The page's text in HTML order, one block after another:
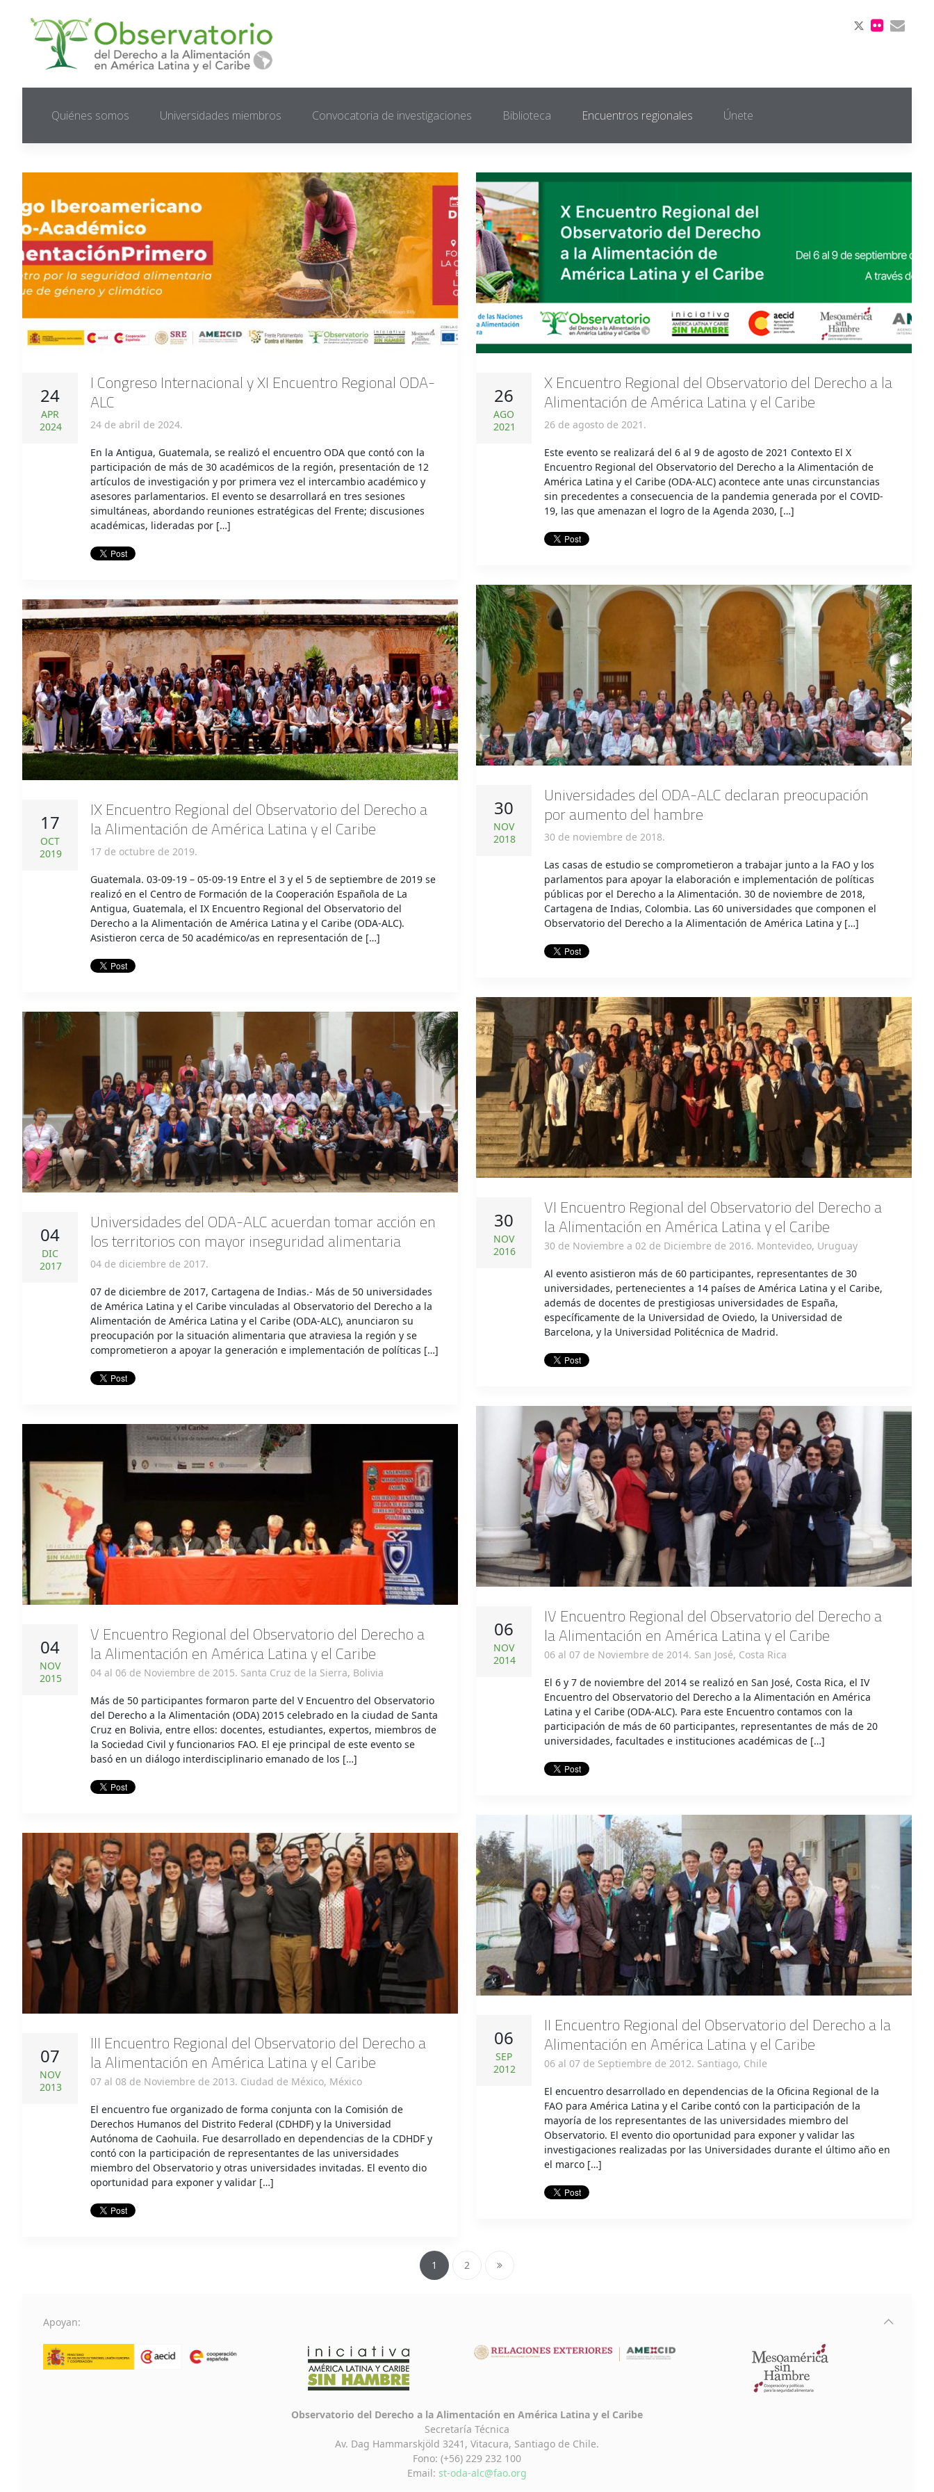
Quiénes somos Universidades miembros Convocatoria de investigaciones Biblioteca Encuentros regionales Únete
24
APR
2024
I Congreso Internacional y XI Encuentro Regional ODA-
ALC
24 de abril de 2024.
En la Antigua, Guatemala, se realizó el encuentro ODA que contó con la
participación de más de 30 académicos de la región, presentación de 12
artículos de investigación y por primera vez el intercambio académico y
asesores parlamentarios. El evento se desarrollará en tres sesiones
simultáneas, abordando reuniones estratégicas del Frente; discusiones
académicas, lideradas por […]
17
OCT
2019
IX Encuentro Regional del Observatorio del Derecho a
la Alimentación de América Latina y el Caribe
17 de octubre de 2019.
Guatemala. 03-09-19 – 05-09-19 Entre el 3 y el 5 de septiembre de 2019 se
realizó en el Centro de Formación de la Cooperación Española de La
Antigua, Guatemala, el IX Encuentro Regional del Observatorio del
Derecho a la Alimentación de América Latina y el Caribe (ODA-ALC).
Asistieron cerca de 50 académico/as en representación de […]
04
DIC
2017
Universidades del ODA-ALC acuerdan tomar acción en
los territorios con mayor inseguridad alimentaria
04 de diciembre de 2017.
07 de diciembre de 2017, Cartagena de Indias.- Más de 50 universidades
de América Latina y el Caribe vinculadas al Observatorio del Derecho a la
Alimentación de América Latina y el Caribe (ODA-ALC), anunciaron su
preocupación por la situación alimentaria que atraviesa la región y se
comprometieron a apoyar la generación e implementación de políticas […]
04
NOV
2015
V Encuentro Regional del Observatorio del Derecho a
la Alimentación en América Latina y el Caribe
04 al 06 de Noviembre de 2015. Santa Cruz de la Sierra, Bolivia
Más de 50 participantes formaron parte del V Encuentro del Observatorio
del Derecho a la Alimentación (ODA) 2015 celebrado en la ciudad de Santa
Cruz en Bolivia, entre ellos: docentes, estudiantes, expertos, miembros de
la Sociedad Civil y funcionarios FAO. El eje principal de este evento se
basó en un diálogo interdisciplinario emanado de los […]
07
NOV
2013
III Encuentro Regional del Observatorio del Derecho a
la Alimentación en América Latina y el Caribe
07 al 08 de Noviembre de 2013. Ciudad de México, México
El encuentro fue organizado de forma conjunta con la Comisión de
Derechos Humanos del Distrito Federal (CDHDF) y la Universidad
Autónoma de Caohuila. Fue desarrollado en dependencias de la CDHDF y
contó con la participación de representantes de las universidades
miembro del Observatorio y otras universidades invitadas. El evento dio
oportunidad para exponer y validar […]
26
AGO
2021
X Encuentro Regional del Observatorio del Derecho a la
Alimentación de América Latina y el Caribe
26 de agosto de 2021.
Este evento se realizará del 6 al 9 de agosto de 2021 Contexto El X
Encuentro Regional del Observatorio del Derecho a la Alimentación de
América Latina y el Caribe (ODA-ALC) acontece ante unas circunstancias
sin precedentes a consecuencia de la pandemia generada por el COVID-
19, las que amenazan el logro de la Agenda 2030, […]
30
NOV
2018
Universidades del ODA-ALC declaran preocupación
por aumento del hambre
30 de noviembre de 2018.
Las casas de estudio se comprometieron a trabajar junto a la FAO y los
parlamentos para apoyar la elaboración e implementación de políticas
públicas por el Derecho a la Alimentación. 30 de noviembre de 2018,
Cartagena de Indias, Colombia. Las 60 universidades que componen el
Observatorio del Derecho a la Alimentación de América Latina y […]
30
NOV
2016
VI Encuentro Regional del Observatorio del Derecho a
la Alimentación en América Latina y el Caribe
30 de Noviembre a 02 de Diciembre de 2016. Montevideo, Uruguay
Al evento asistieron más de 60 participantes, representantes de 30
universidades, pertenecientes a 14 países de América Latina y el Caribe,
además de docentes de prestigiosas universidades de España,
específicamente de la Universidad de Oviedo, la Universidad de
Barcelona, y la Universidad Politécnica de Madrid.
06
NOV
2014
IV Encuentro Regional del Observatorio del Derecho a
la Alimentación en América Latina y el Caribe
06 al 07 de Noviembre de 2014. San José, Costa Rica
El 6 y 7 de noviembre del 2014 se realizó en San José, Costa Rica, el IV
Encuentro del Observatorio del Derecho a la Alimentación en América
Latina y el Caribe (ODA-ALC). Para este Encuentro contamos con la
participación de más de 60 participantes, representantes de más de 20
universidades, facultades e instituciones académicas de […]
06
SEP
2012
II Encuentro Regional del Observatorio del Derecho a la
Alimentación en América Latina y el Caribe
06 al 07 de Septiembre de 2012. Santiago, Chile
El encuentro desarrollado en dependencias de la Oficina Regional de la
FAO para América Latina y el Caribe contó con la participación de la
mayoría de los representantes de las universidades miembro del
Observatorio. El evento dio oportunidad para exponer y validar las
investigaciones realizadas por las Universidades durante el último año en
el marco […]
1 2
Apoyan:
Observatorio del Derecho a la Alimentación en América Latina y el Caribe
Secretaría Técnica
Av. Dag Hammarskjöld 3241, Vitacura, Santiago de Chile.
Fono: (+56) 229 232 100
Email: st-oda-alc@fao.org